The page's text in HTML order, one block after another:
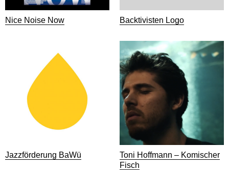
Nice Noise Now Backtivisten Logo
Jazzförderung BaWü
Toni Hoffmann – Komischer
Fisch